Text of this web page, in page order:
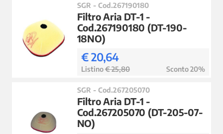
SGR - Cod.267190180
Filtro Aria DT-1 -
Cod.267190180 (DT-190-
18NO)
€ 20,64
Listino€ 25,80 Sconto 20%
SGR - Cod.267205070
Filtro Aria DT-1 -
Cod.267205070 (DT-205-07-
NO)